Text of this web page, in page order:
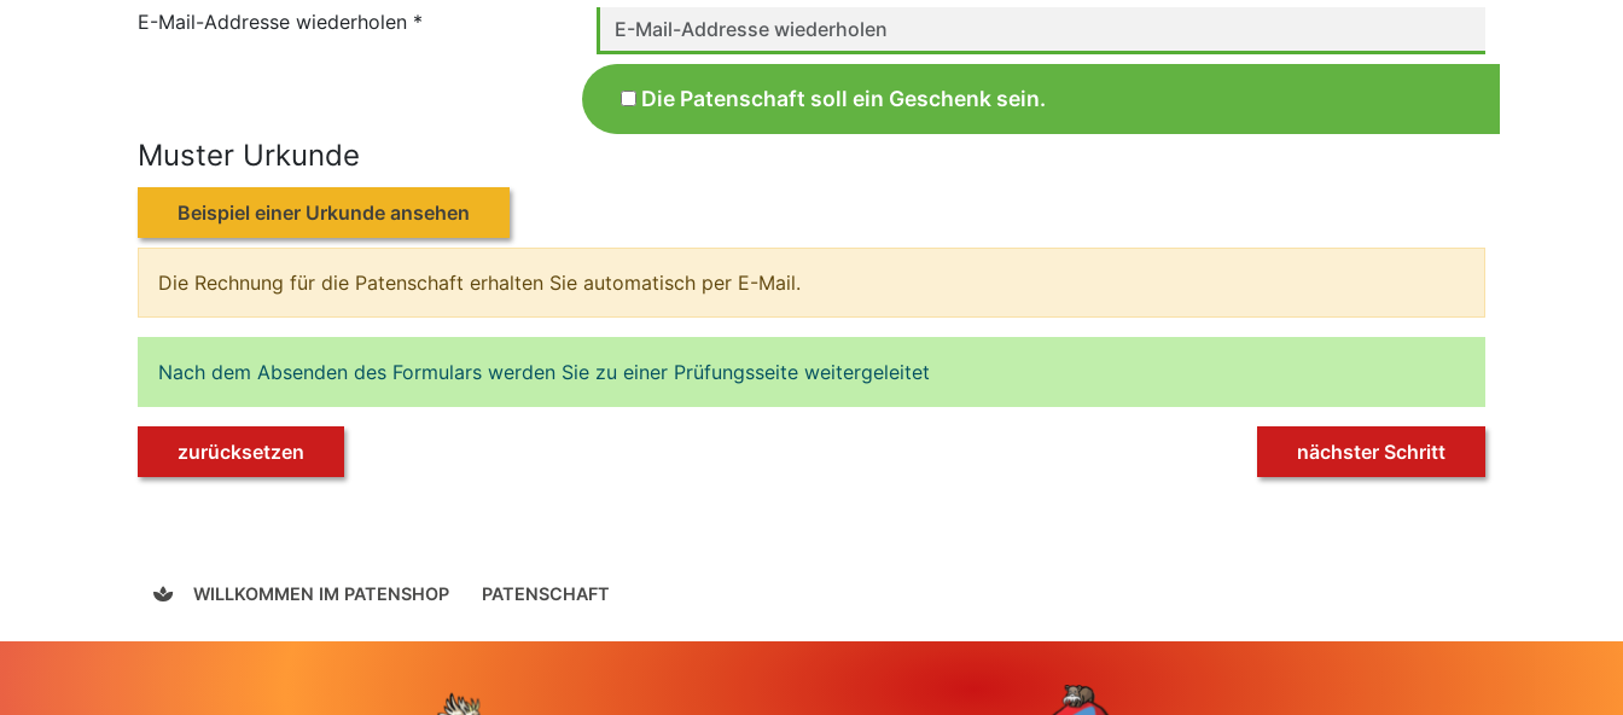
E-Mail-Addresse wiederholen *
Die Patenschaft soll ein Geschenk sein.
Muster Urkunde
Beispiel einer Urkunde ansehen
Die Rechnung für die Patenschaft erhalten Sie automatisch per E-Mail.
Nach dem Absenden des Formulars werden Sie zu einer Prüfungsseite weitergeleitet
zurücksetzen nächster Schritt
WILLKOMMEN IM PATENSHOP PATENSCHAFT